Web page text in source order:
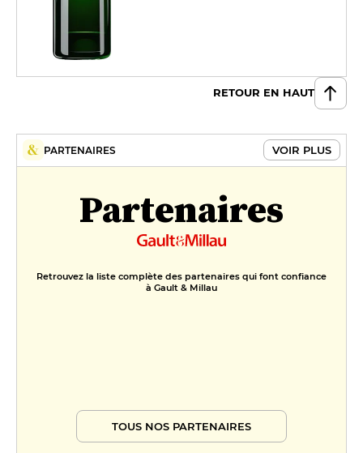
RETOUR EN HAUT
PARTENAIRES VOIR PLUS
Partenaires
Retrouvez la liste complète des partenaires qui font confiance
à Gault & Millau
TOUS NOS PARTENAIRES